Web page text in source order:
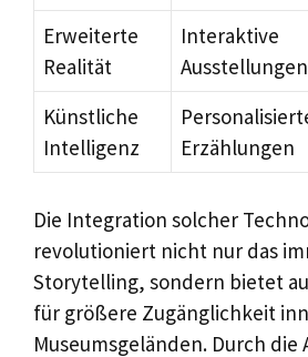
Erweiterte
Realität
Interaktive
Ausstellungen
Künstliche
Intelligenz
Erzählungen
Die Integration solcher
revolutioniert nicht nur das
Storytelling, sondern bietet
für größere Zugänglichkeit
Museumsgeländen. Durch die